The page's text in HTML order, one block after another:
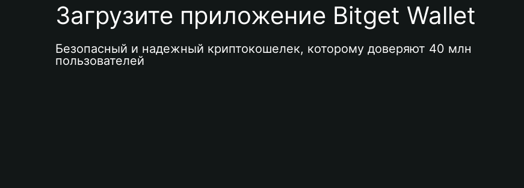
Загрузите приложение Bitget Wallet
Безопасный и надежный криптокошелек, которому доверяют 40 млн
пользователей